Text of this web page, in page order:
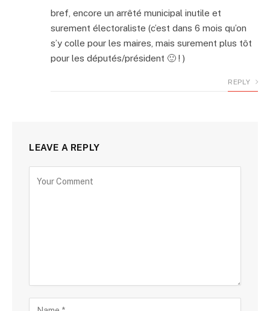
bref, encore un arrêté municipal inutile et
surement électoraliste (c’est dans 6 mois qu’on
s’y colle pour les maires, mais surement plus tôt
pour les députés/président 🙂 ! )
REPLY
LEAVE A REPLY